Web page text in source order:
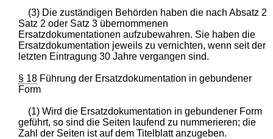
(3) Die zuständigen Behörden haben die nach Absatz 2
Satz 2 oder Satz 3 übernommenen
Ersatzdokumentationen aufzubewahren. Sie haben die
Ersatzdokumentation jeweils zu vernichten, wenn seit der
letzten Eintragung 30 Jahre vergangen sind.
§ 18 Führung der Ersatzdokumentation in gebundener
Form
(1) Wird die Ersatzdokumentation in gebundener Form
geführt, so sind die Seiten laufend zu nummerieren; die
Zahl der Seiten ist auf dem Titelblatt anzugeben.